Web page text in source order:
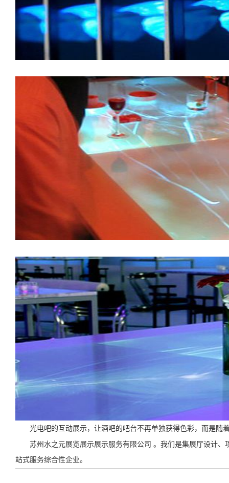
光电吧的互动展示，让酒吧的吧台不再单独获得色彩，而是随
苏州水之元展览展示展示服务有限公司 。我们是集展厅设计、
站式服务综合性企业。